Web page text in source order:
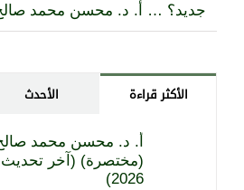
جديد؟ … أ. د. محسن محمد
الأكثر قراءة الأحدث
أ. د. محسن محمد
2026)